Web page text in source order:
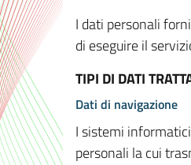
I dati personali
di eseguire il
TIPI DI DATI
Dati di navigazione
I sistemi
personali la cui